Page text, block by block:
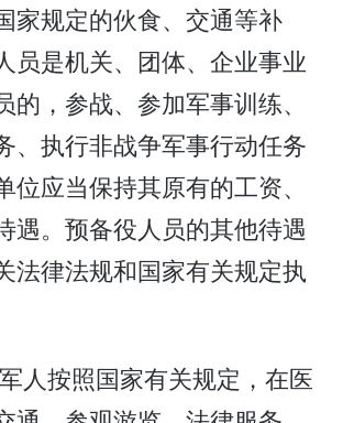
家规定的伙食、交通等补
员是机关、团体、企业事业
的，参战、参加军事训练、
、执行非战争军事行动任务
位应当保持其原有的工资、
遇。预备役人员的其他待遇
法律法规和国家有关规定执
人按照国家有关规定，在医